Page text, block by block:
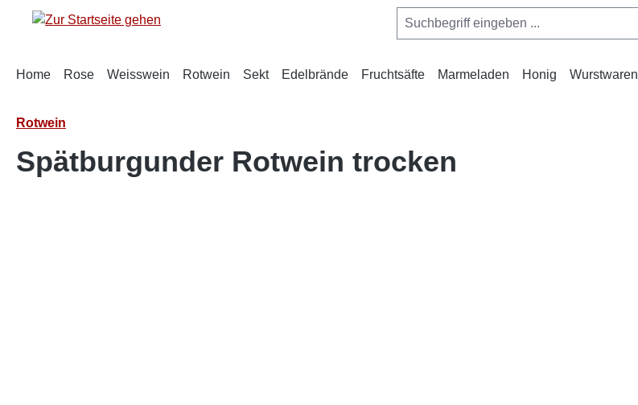
Zur Hauptnavigation springen
Home Rose Weisswein Rotwein Sekt Edelbrände Fruchtsäfte Marmeladen Honig Wurstwaren
Rotwein
Spätburgunder Rotwein trocken